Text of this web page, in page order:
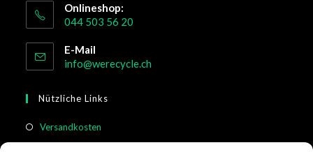
Onlineshop:
044 503 56 20
E-Mail
info@werecycle.ch
Nützliche Links
Versandkosten